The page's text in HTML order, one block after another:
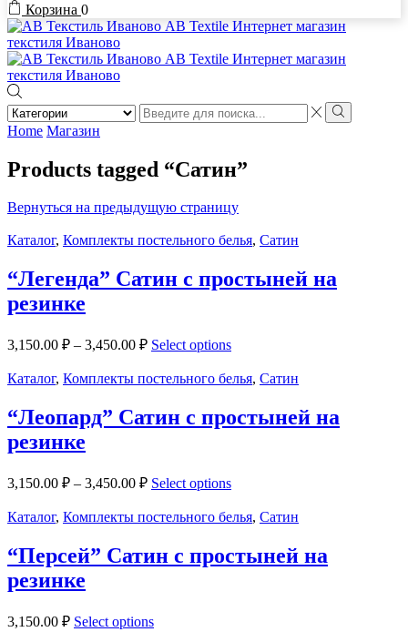
Корзина 0
Search
input
Search
Home Магазин
Products tagged “Сатин”
Вернуться на предыдущую страницу
Каталог, Комплекты постельного белья, Сатин
“Легенда” Сатин с простыней на
резинке
3,150.00 ₽ – 3,450.00 ₽ Select options
Каталог, Комплекты постельного белья, Сатин
“Леопард” Сатин с простыней на
резинке
3,150.00 ₽ – 3,450.00 ₽ Select options
Каталог, Комплекты постельного белья, Сатин
“Персей” Сатин с простыней на
резинке
3,150.00 ₽ Select options